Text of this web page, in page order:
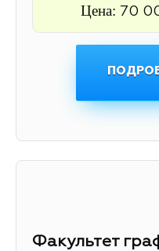
Цена: 70
Факультет